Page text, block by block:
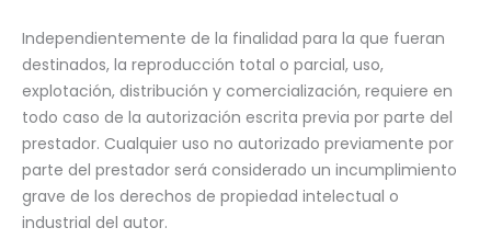
Independientemente de la finalidad para la que fueran
destinados, la reproducción total o parcial, uso,
explotación, distribución y comercialización, requiere en
todo caso de la autorización escrita previa por parte del
prestador. Cualquier uso no autorizado previamente por
parte del prestador será considerado un incumplimiento
grave de los derechos de propiedad intelectual o
industrial del autor.